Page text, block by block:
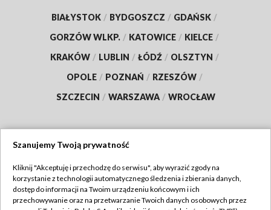
BIAŁYSTOK / BYDGOSZCZ / GDAŃSK /
GORZÓW WLKP. / KATOWICE / KIELCE /
KRAKÓW / LUBLIN / ŁÓDŹ / OLSZTYN /
OPOLE / POZNAŃ / RZESZÓW /
SZCZECIN / WARSZAWA / WROCŁAW
TVP
Abonament TVP
Regulamin TVP
Szanujemy Twoją prywatność
Kliknij "Akceptuję i przechodzę do serwisu", aby wyrazić zgody na
korzystanie z technologii automatycznego śledzenia i zbierania danych,
dostęp do informacji na Twoim urządzeniu końcowym i ich
przechowywanie oraz na przetwarzanie Twoich danych osobowych przez